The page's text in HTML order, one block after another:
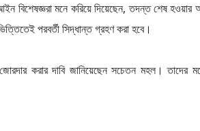
বিশেষজ্ঞরা মনে করিয়ে দিয়েছেন, তদন্ত শেষ হওয়ার
পরবর্তী সিদ্ধান্ত গ্রহণ করা হবে।
করার দাবি জানিয়েছেন সচেতন মহল। তাদের